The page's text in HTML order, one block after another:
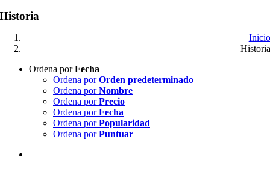
Historia
Inicio
Historia
Ordena porFecha
Ordena porOrden predeterminado
Ordena porNombre
Ordena porPrecio
Ordena porFecha
Ordena porPopularidad
Ordena porPuntuar